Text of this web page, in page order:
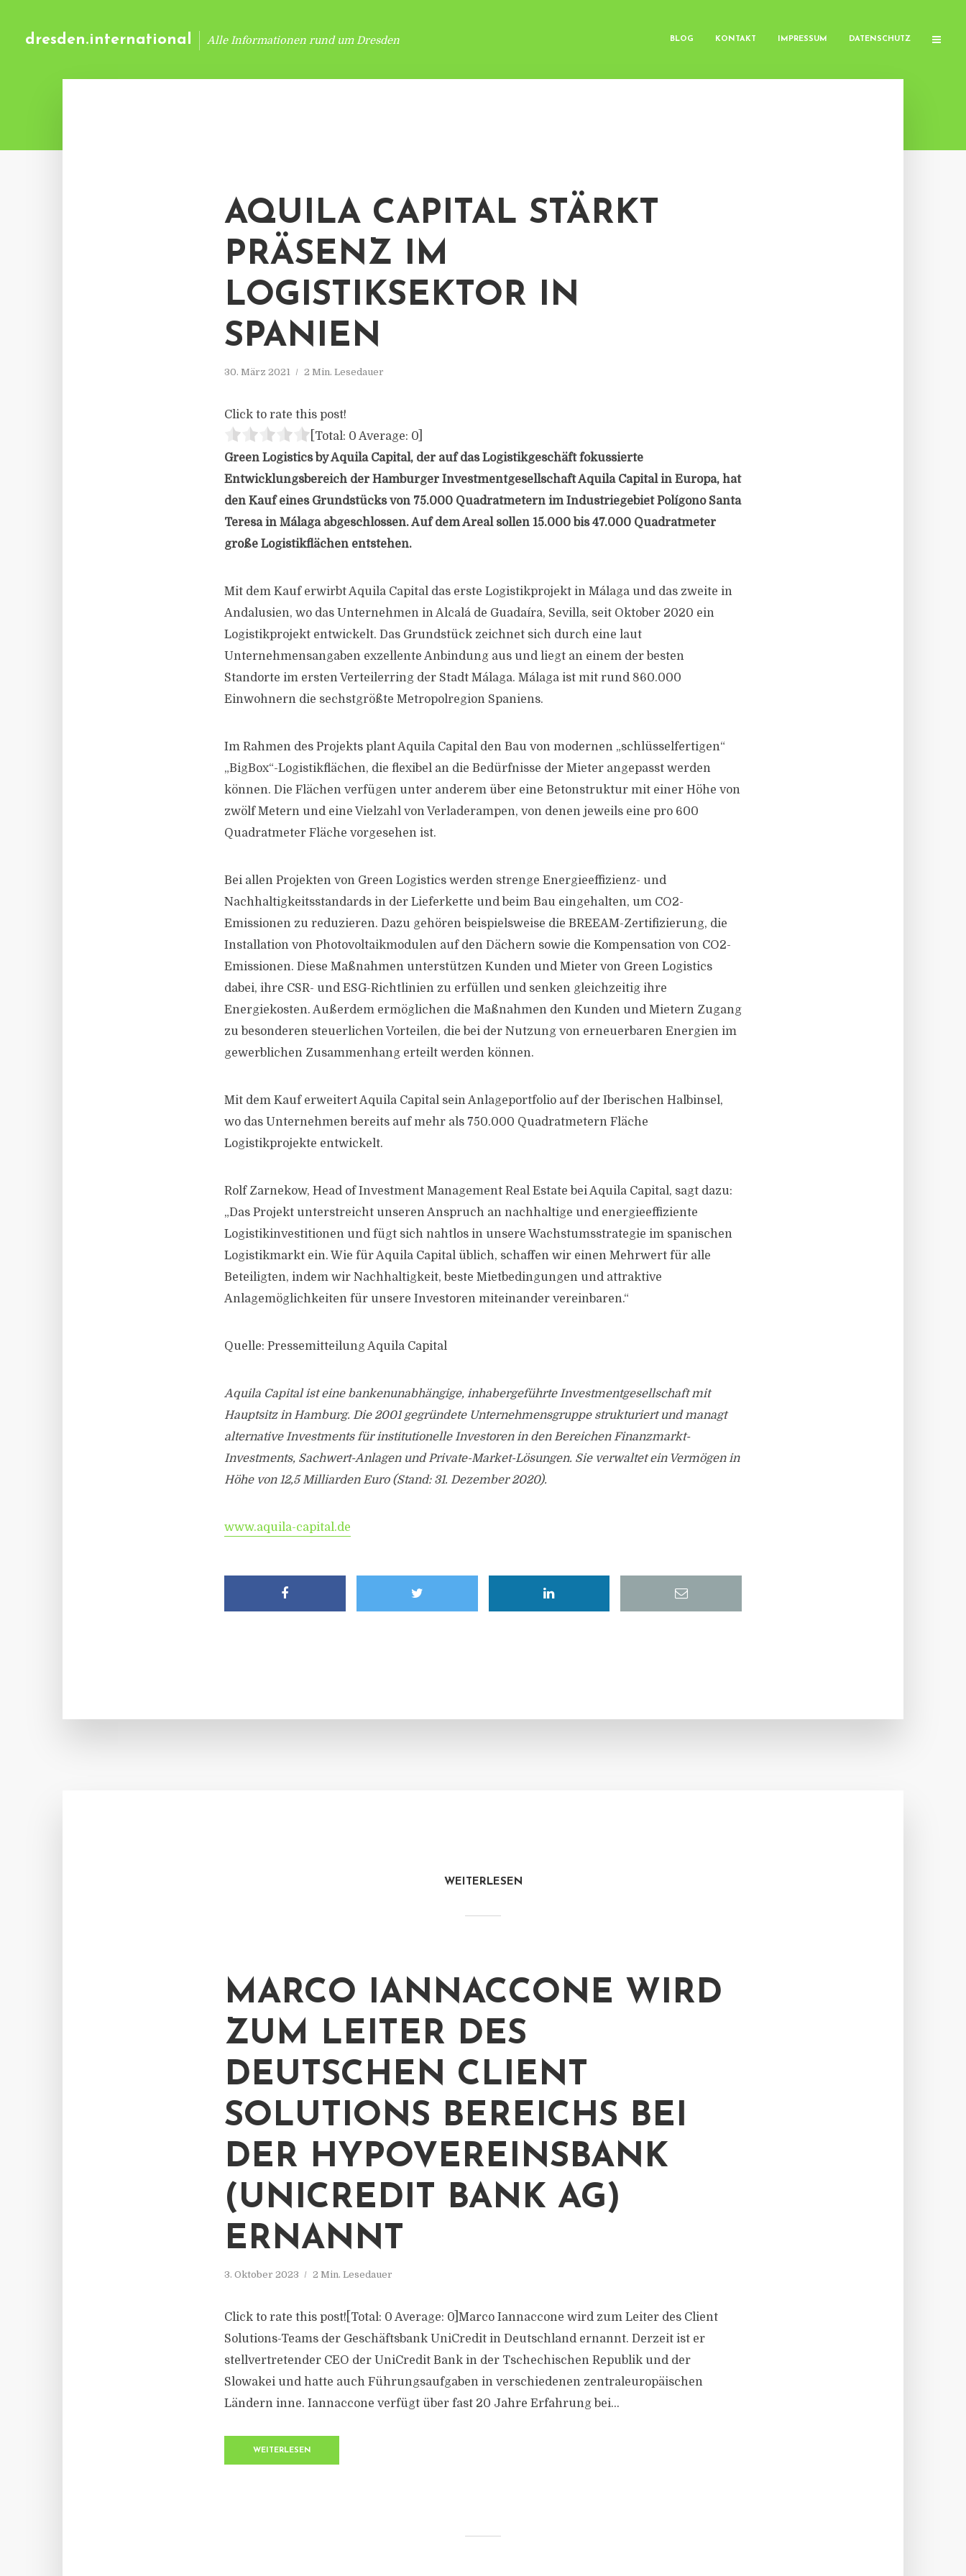
dresden.international Alle Informationen rund um Dresden BLOG KONTAKT IMPRESSUM DATENSCHUTZ
AQUILA CAPITAL STÄRKT
PRÄSENZ IM
LOGISTIKSEKTOR IN
SPANIEN
30. März 2021 2 Min. Lesedauer
Click to rate this post!
[Total: 0 Average: 0
Green Logistics by Aquila Capital, der auf das Logistikgeschäft fokussierte
Entwicklungsbereich der Hamburger Investmentgesellschaft Aquila Capital in Europa, hat
den Kauf eines Grundstücks von 75.000 Quadratmetern im Industriegebiet Polígono Santa
Teresa in Málaga abgeschlossen. Auf dem Areal sollen 15.000 bis 47.000 Quadratmeter
große Logistikflächen entstehen.
Mit dem Kauf erwirbt Aquila Capital das erste Logistikprojekt in Málaga und das zweite in
Andalusien, wo das Unternehmen in Alcalá de Guadaíra, Sevilla, seit Oktober 2020 ein
Logistikprojekt entwickelt. Das Grundstück zeichnet sich durch eine laut
Unternehmensangaben exzellente Anbindung aus und liegt an einem der besten
Standorte im ersten Verteilerring der Stadt Málaga. Málaga ist mit rund 860.000
Einwohnern die sechstgrößte Metropolregion Spaniens.
Im Rahmen des Projekts plant Aquila Capital den Bau von modernen „schlüsselfertigen“
„BigBox“-Logistikflächen, die flexibel an die Bedürfnisse der Mieter angepasst werden
können. Die Flächen verfügen unter anderem über eine Betonstruktur mit einer Höhe von
zwölf Metern und eine Vielzahl von Verladerampen, von denen jeweils eine pro 600
Quadratmeter Fläche vorgesehen ist.
Bei allen Projekten von Green Logistics werden strenge Energieeffizienz- und
Nachhaltigkeitsstandards in der Lieferkette und beim Bau eingehalten, um CO2-
Emissionen zu reduzieren. Dazu gehören beispielsweise die BREEAM-Zertifizierung, die
Installation von Photovoltaikmodulen auf den Dächern sowie die Kompensation von CO2-
Emissionen. Diese Maßnahmen unterstützen Kunden und Mieter von Green Logistics
dabei, ihre CSR- und ESG-Richtlinien zu erfüllen und senken gleichzeitig ihre
Energiekosten. Außerdem ermöglichen die Maßnahmen den Kunden und Mietern Zugang
zu besonderen steuerlichen Vorteilen, die bei der Nutzung von erneuerbaren Energien im
gewerblichen Zusammenhang erteilt werden können.
Mit dem Kauf erweitert Aquila Capital sein Anlageportfolio auf der Iberischen Halbinsel,
wo das Unternehmen bereits auf mehr als 750.000 Quadratmetern Fläche
Logistikprojekte entwickelt.
Rolf Zarnekow, Head of Investment Management Real Estate bei Aquila Capital, sagt dazu:
„Das Projekt unterstreicht unseren Anspruch an nachhaltige und energieeffiziente
Logistikinvestitionen und fügt sich nahtlos in unsere Wachstumsstrategie im spanischen
Logistikmarkt ein. Wie für Aquila Capital üblich, schaffen wir einen Mehrwert für alle
Beteiligten, indem wir Nachhaltigkeit, beste Mietbedingungen und attraktive
Anlagemöglichkeiten für unsere Investoren miteinander vereinbaren.“
Quelle: Pressemitteilung Aquila Capital
Aquila Capital ist eine bankenunabhängige, inhabergeführte Investmentgesellschaft mit
Hauptsitz in Hamburg. Die 2001 gegründete Unternehmensgruppe strukturiert und managt
alternative Investments für institutionelle Investoren in den Bereichen Finanzmarkt-
Investments, Sachwert-Anlagen und Private-Market-Lösungen. Sie verwaltet ein Vermögen in
Höhe von 12,5 Milliarden Euro (Stand: 31. Dezember 2020).
www.aquila-capital.de
WEITERLESEN
MARCO IANNACCONE WIRD
ZUM LEITER DES
DEUTSCHEN CLIENT
SOLUTIONS BEREICHS BEI
DER HYPOVEREINSBANK
(UNICREDIT BANK AG)
ERNANNT
3. Oktober 2023 2 Min. Lesedauer
Click to rate this post![Total: 0 Average: 0]Marco Iannaccone wird zum Leiter des Client
Solutions-Teams der Geschäftsbank UniCredit in Deutschland ernannt. Derzeit ist er
stellvertretender CEO der UniCredit Bank in der Tschechischen Republik und der
Slowakei und hatte auch Führungsaufgaben in verschiedenen zentraleuropäischen
Ländern inne. Iannaccone verfügt über fast 20 Jahre Erfahrung bei...
WEITERLESEN